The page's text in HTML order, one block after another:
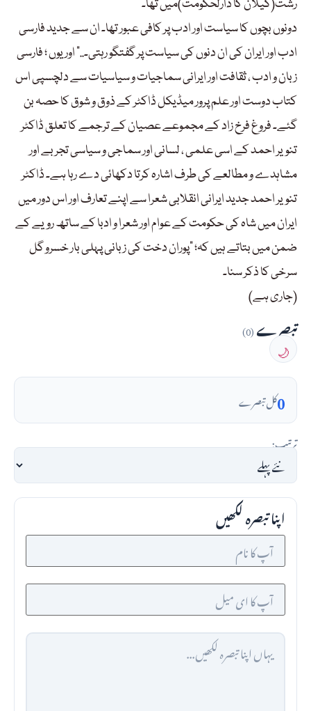
رشت(گیلان کا دارلحکومت)میں تھا۔
دونوں بچوں کا سیاست اور ادب پر کافی عبور تھا۔ ان سے جدید فارسی
ادب اور ایران کی ان دنوں کی سیاست پر گفتگو رہتی۔..” اور یوں ؛ فارسی
زبان و ادب ، ثقافت اور ایرانی سماجیات و سیاسیات سے دلچسپی اس
کتاب دوست اور علم پرور میڈیکل ڈاکٹر کے ذوق و شوق کا حصہ بن
گئے۔ فروغ فرخ زاد کے مجموعے عصیان کے ترجمے کا تعلق ڈاکٹر
تنویر احمد کے اسی علمی ، لسانی اور سماجی و سیاسی تجربے اور
مشاہدے و مطالعے کی طرف اشارہ کرتا دکھائی دے رہا ہے۔ ڈاکٹر
تنویر احمد جدید ایرانی انقلابی شعرا سے اپنے تعارف اور اس دور میں
ایران میں شاہ کی حکومت کے عوام اور شعرا و ادبا کے ساتھ رویے کے
ضمن میں بتاتے ہیں کہ؛ “پوران دخت کی زبانی پہلی بار خسرو گل
سرخی کا ذکر سنا۔
(جاری ہے)
تبصرے(0)
🌙
0کل تبصرے
ترتیب:
اپنا تبصرہ لکھیں